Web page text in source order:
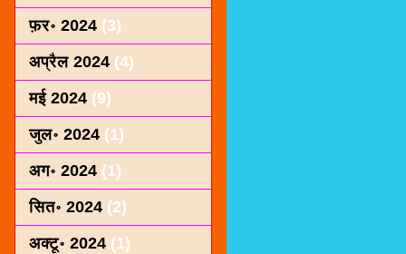
फ़र॰ 2024 (3)
अप्रैल 2024 (4)
मई 2024 (9)
जुल॰ 2024 (1)
अग॰ 2024 (1)
सित॰ 2024 (2)
अक्टू॰ 2024 (1)